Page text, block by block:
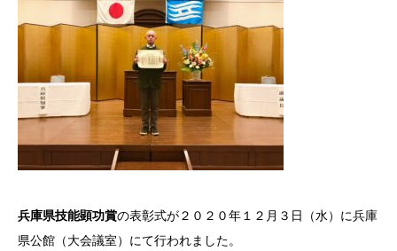
兵庫県技能顕功賞の表彰式が２０２０年１２月３日（水）に兵庫
県公館（大会議室）にて行われました。